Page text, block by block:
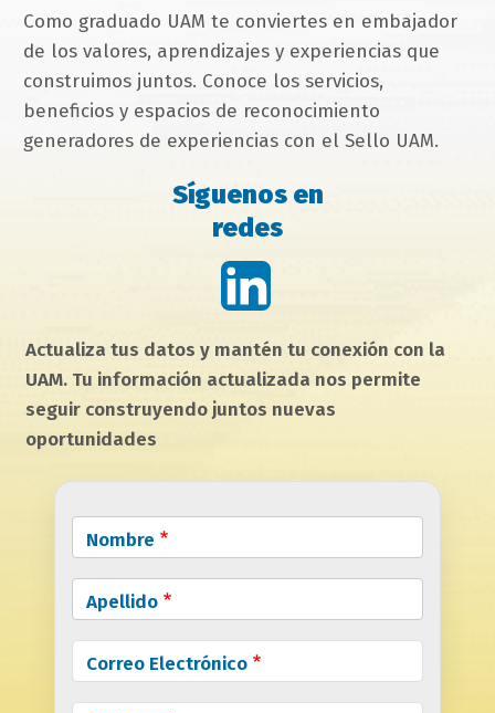
Como graduado UAM te conviertes en embajador
de los valores, aprendizajes y experiencias que
construimos juntos. Conoce los servicios,
beneficios y espacios de reconocimiento
generadores de experiencias con el Sello UAM.
Síguenos en
redes
campo
texto
bloque
texto
Actualiza tus datos y mantén tu conexión con la
UAM. Tu información actualizada nos permite
seguir construyendo juntos nuevas
oportunidades
webform Nombre
Apellido
Correo Electrónico